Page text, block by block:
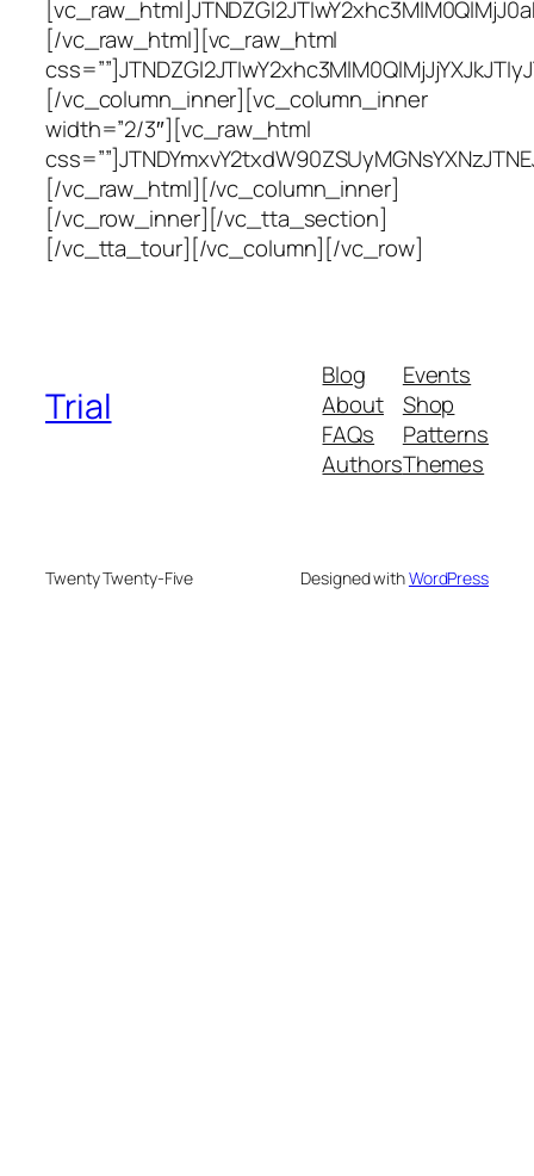
Trial
Blog
About
FAQs
Authors
Events
Shop
Patterns
Themes
Twenty Twenty-Five Designed withWordPress